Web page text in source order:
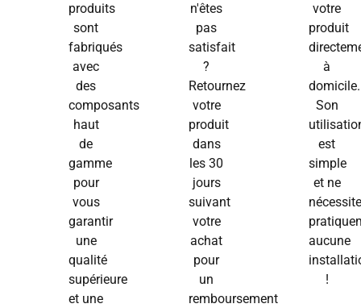
produits
sont
fabriqués
avec
des
composants
haut
de
gamme
pour
vous
garantir
une
qualité
supérieure
et une
n'êtes
pas
satisfait
?
Retournez
votre
produit
dans
les 30
jours
suivant
votre
achat
pour
un
remboursement
votre
produit
à
domicile.
Son
est
simple
et ne
aucune
!